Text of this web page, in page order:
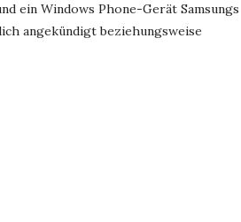
ein Windows Phone-Gerät Samsungs
angekündigt beziehungsweise